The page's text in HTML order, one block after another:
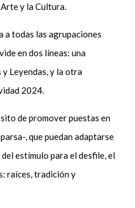
y la Cultura.
todas las agrupaciones
en dos líneas: una
Leyendas, y la otra
2024.
de promover puestas en
, que puedan adaptarse
estímulo para el desfile, el
raíces, tradición y